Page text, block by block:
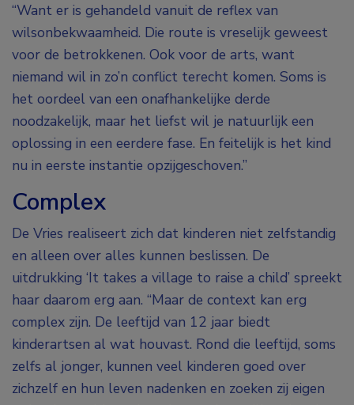
“Want er is gehandeld vanuit de reflex van
wilsonbekwaamheid. Die route is vreselijk geweest
voor de betrokkenen. Ook voor de arts, want
niemand wil in zo’n conflict terecht komen. Soms is
het oordeel van een onafhankelijke derde
noodzakelijk, maar het liefst wil je natuurlijk een
oplossing in een eerdere fase. En feitelijk is het kind
nu in eerste instantie opzijgeschoven.”
Complex
De Vries realiseert zich dat kinderen niet zelfstandig
en alleen over alles kunnen beslissen. De
uitdrukking ‘It takes a village to raise a child’ spreekt
haar daarom erg aan. “Maar de context kan erg
complex zijn. De leeftijd van 12 jaar biedt
kinderartsen al wat houvast. Rond die leeftijd, soms
zelfs al jonger, kunnen veel kinderen goed over
zichzelf en hun leven nadenken en zoeken zij eigen